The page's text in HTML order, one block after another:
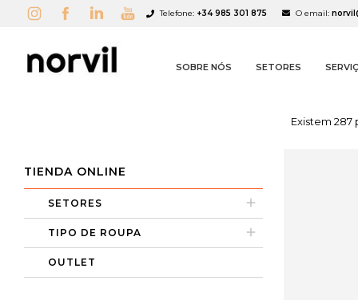
Telefone: +34 985 301 875 O email:
SOBRE NÓS SETORES
TIENDA ONLINE
SETORES
TIPO DE ROUPA
OUTLET
Existem 287